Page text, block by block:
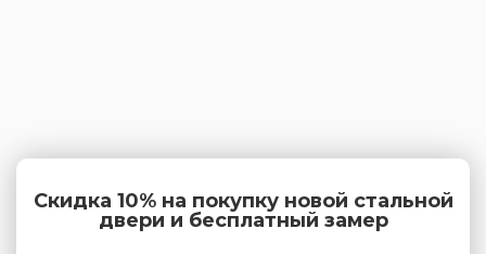
Скидка 10% на покупку новой стальной
двери и бесплатный замер